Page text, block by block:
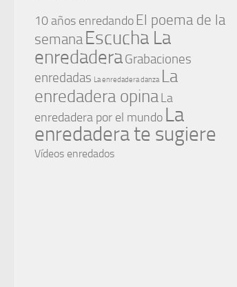
10 años enredando El poema de la
semana Escucha La
enredaderaGrabaciones
enredadas La enredadera danza La
enredadera opina La
enredadera por el mundo La
enredadera te sugiere
Vídeos enredados